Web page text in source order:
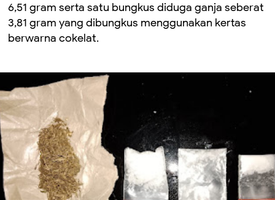
6,51 gram serta satu bungkus diduga ganja seberat
3,81 gram yang dibungkus menggunakan kertas
berwarna cokelat.